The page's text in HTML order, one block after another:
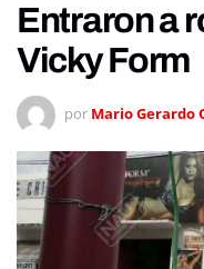
Entraron a
Vicky Form
por Mario Gerardo